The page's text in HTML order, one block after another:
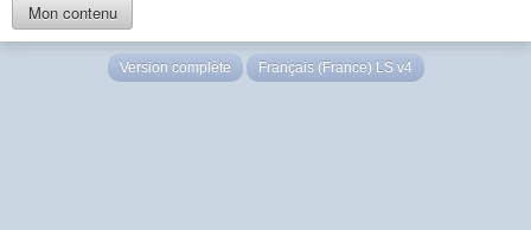
Mon contenu
Version complète Français (France) LS v4